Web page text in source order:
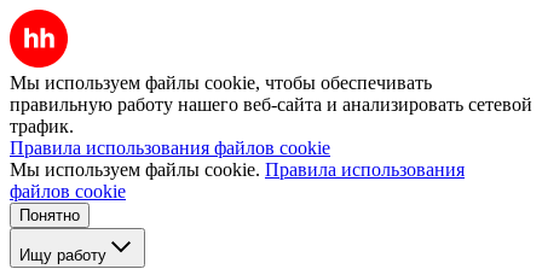
Мы используем файлы cookie, чтобы обеспечивать
правильную работу нашего веб-сайта и анализировать сетевой
трафик.
Правила использования файлов cookie
Мы используем файлы cookie. Правила использования
файлов cookie
Понятно
Ищу работу